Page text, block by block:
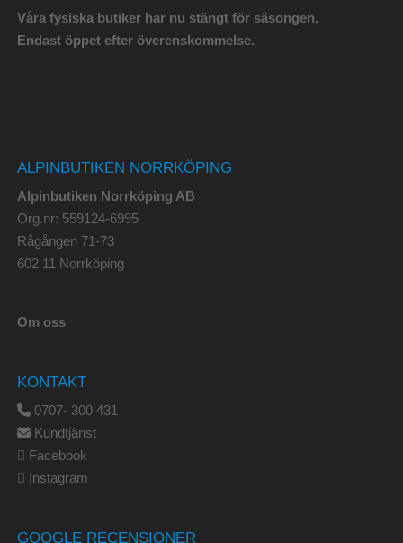
Våra fysiska butiker har nu stängt för säsongen.
Endast öppet efter överenskommelse.
ALPINBUTIKEN NORRKÖPING
Alpinbutiken Norrköping AB
Org.nr: 559124-6995
Rågången 71-73
602 11 Norrköping
Om oss
KONTAKT
0707- 300 431
Kundtjänst
Facebook
Instagram
GOOGLE RECENSIONER